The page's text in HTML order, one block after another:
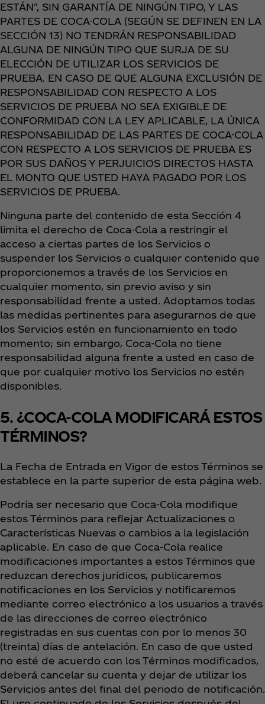
ESTÁN", SIN GARANTÍA DE NINGÚN TIPO, Y LAS
PARTES DE COCA-COLA (SEGÚN SE DEFINEN EN LA
SECCIÓN 13) NO TENDRÁN RESPONSABILIDAD
ALGUNA DE NINGÚN TIPO QUE SURJA DE SU
ELECCIÓN DE UTILIZAR LOS SERVICIOS DE
PRUEBA. EN CASO DE QUE ALGUNA EXCLUSIÓN DE
RESPONSABILIDAD CON RESPECTO A LOS
SERVICIOS DE PRUEBA NO SEA EXIGIBLE DE
CONFORMIDAD CON LA LEY APLICABLE, LA ÚNICA
RESPONSABILIDAD DE LAS PARTES DE COCA-COLA
CON RESPECTO A LOS SERVICIOS DE PRUEBA ES
POR SUS DAÑOS Y PERJUICIOS DIRECTOS HASTA
EL MONTO QUE USTED HAYA PAGADO POR LOS
SERVICIOS DE PRUEBA.
Ninguna parte del contenido de esta Sección 4
limita el derecho de Coca‑Cola a restringir el
acceso a ciertas partes de los Servicios o
suspender los Servicios o cualquier contenido que
proporcionemos a través de los Servicios en
cualquier momento, sin previo aviso y sin
responsabilidad frente a usted. Adoptamos todas
las medidas pertinentes para asegurarnos de que
los Servicios estén en funcionamiento en todo
momento; sin embargo, Coca‑Cola no tiene
responsabilidad alguna frente a usted en caso de
que por cualquier motivo los Servicios no estén
disponibles.
5. ¿COCA-COLA MODIFICARÁ ESTOS
TÉRMINOS?
La Fecha de Entrada en Vigor de estos Términos se
establece en la parte superior de esta página web.
Podría ser necesario que Coca‑Cola modifique
estos Términos para reflejar Actualizaciones o
Características Nuevas o cambios a la legislación
aplicable. En caso de que Coca‑Cola realice
modificaciones importantes a estos Términos que
reduzcan derechos jurídicos, publicaremos
notificaciones en los Servicios y notificaremos
mediante correo electrónico a los usuarios a través
de las direcciones de correo electrónico
registradas en sus cuentas con por lo menos 30
(treinta) días de antelación. En caso de que usted
no esté de acuerdo con los Términos modificados,
deberá cancelar su cuenta y dejar de utilizar los
Servicios antes del final del periodo de notificación.